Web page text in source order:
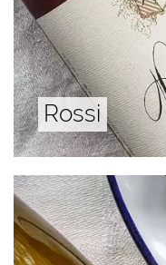
Rossi